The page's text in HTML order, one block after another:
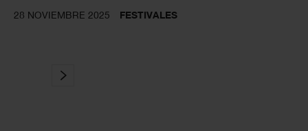
28 NOVIEMBRE 2025 FESTIVALES